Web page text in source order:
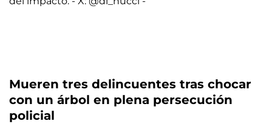
Mueren tres delincuentes tras chocar
con un árbol en plena persecución
policial